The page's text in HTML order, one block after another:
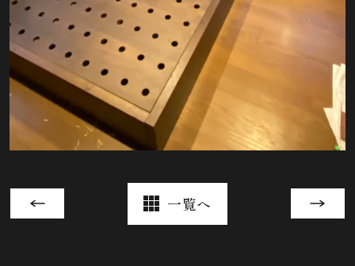
一覧へ